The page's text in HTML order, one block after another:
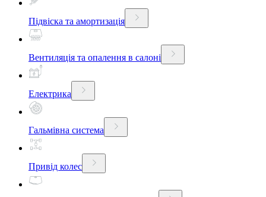
Підвіска та амортизація
Вентиляція та опалення в салоні
Електрика
Гальмівна система
Привід колес